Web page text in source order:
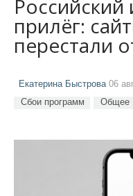
Российский
прилёг:
перестали
Екатерина Быстрова 06
Сбои программ Общее